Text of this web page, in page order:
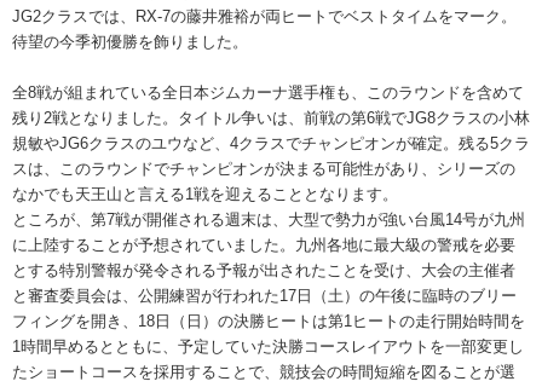
JG2クラスでは、RX-7の藤井雅裕が両ヒートでベストタイムをマーク。
待望の今季初優勝を飾りました。
全8戦が組まれている全日本ジムカーナ選手権も、このラウンドを含めて
残り2戦となりました。タイトル争いは、前戦の第6戦でJG8クラスの小林
規敏やJG6クラスのユウなど、4クラスでチャンピオンが確定。残る5クラ
スは、このラウンドでチャンピオンが決まる可能性があり、シリーズの
なかでも天王山と言える1戦を迎えることとなります。
ところが、第7戦が開催される週末は、大型で勢力が強い台風14号が九州
に上陸することが予想されていました。九州各地に最大級の警戒を必要
とする特別警報が発令される予報が出されたことを受け、大会の主催者
と審査委員会は、公開練習が行われた17日（土）の午後に臨時のブリー
フィングを開き、18日（日）の決勝ヒートは第1ヒートの走行開始時間を
1時間早めるとともに、予定していた決勝コースレイアウトを一部変更し
たショートコースを採用することで、競技会の時間短縮を図ることが選